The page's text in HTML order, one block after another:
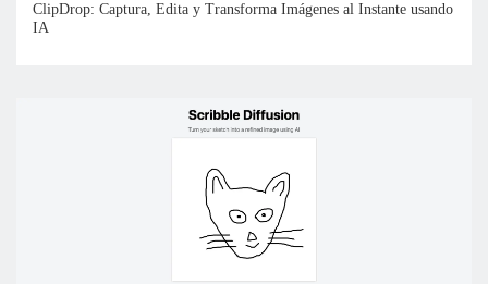
ClipDrop: Captura, Edita y Transforma Imágenes al Instante usando
IA